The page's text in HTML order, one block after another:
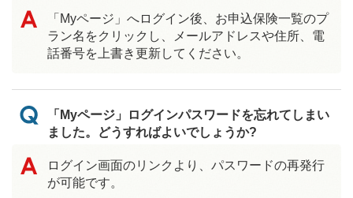
「Myページ」へログイン後、お申込保険一覧のプ
ラン名をクリックし、メールアドレスや住所、電
話番号を上書き更新してください。
「Myページ」ログインパスワードを忘れてしまい
ました。どうすればよいでしょうか?
ログイン画面のリンクより、パスワードの再発行
が可能です。